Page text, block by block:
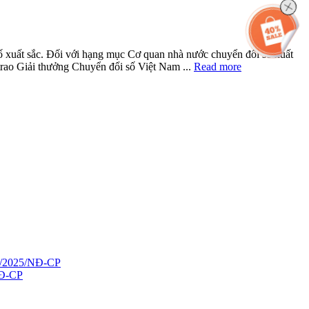
sắc. Đối với hạng mục Cơ quan nhà nước chuyển đổi số xuất
Giải thưởng Chuyển đổi số Việt Nam ... Read more
2025/NĐ-CP
CP